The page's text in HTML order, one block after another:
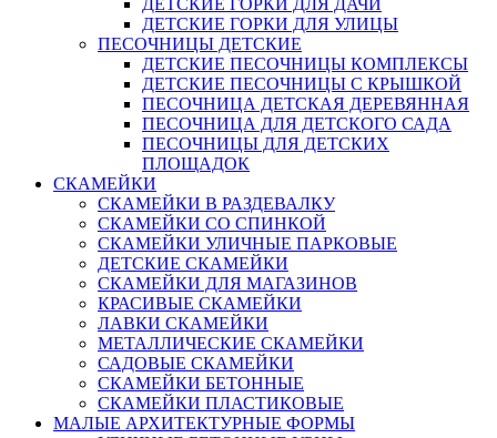
ДЕТСКИЕ ГОРКИ ДЛЯ УЛИЦЫ
ПЕСОЧНИЦЫ ДЕТСКИЕ
ДЕТСКИЕ ПЕСОЧНИЦЫ КОМПЛЕКСЫ
ДЕТСКИЕ ПЕСОЧНИЦЫ С КРЫШКОЙ
ПЕСОЧНИЦА ДЕТСКАЯ ДЕРЕВЯННАЯ
ПЕСОЧНИЦА ДЛЯ ДЕТСКОГО САДА
ПЕСОЧНИЦЫ ДЛЯ ДЕТСКИХ
ПЛОЩАДОК
СКАМЕЙКИ
СКАМЕЙКИ В РАЗДЕВАЛКУ
СКАМЕЙКИ СО СПИНКОЙ
СКАМЕЙКИ УЛИЧНЫЕ ПАРКОВЫЕ
ДЕТСКИЕ СКАМЕЙКИ
СКАМЕЙКИ ДЛЯ МАГАЗИНОВ
КРАСИВЫЕ СКАМЕЙКИ
ЛАВКИ СКАМЕЙКИ
МЕТАЛЛИЧЕСКИЕ СКАМЕЙКИ
САДОВЫЕ СКАМЕЙКИ
СКАМЕЙКИ БЕТОННЫЕ
СКАМЕЙКИ ПЛАСТИКОВЫЕ
МАЛЫЕ АРХИТЕКТУРНЫЕ ФОРМЫ